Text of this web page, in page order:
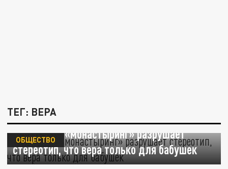
ТЕГ: ВЕРА
Береговой: «монастыринг» разрушает
стереотип, что вера только для бабушек
ОБЩЕСТВО